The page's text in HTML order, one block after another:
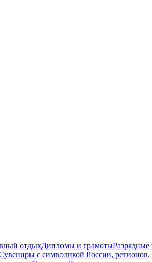
отдыхДипломы и грамоты
с символикой России, регионов,